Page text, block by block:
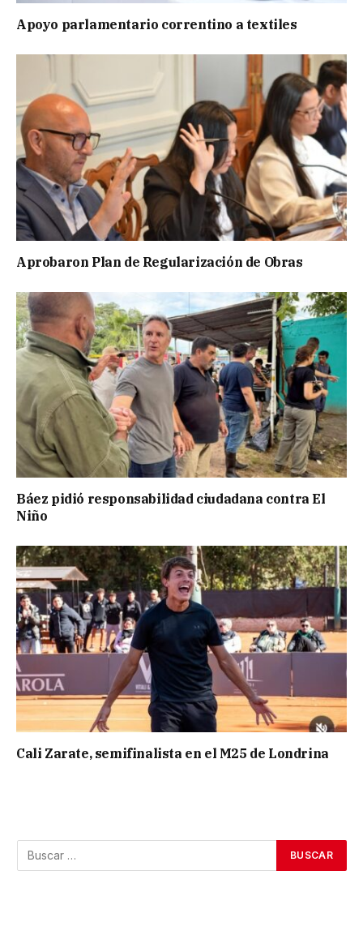
Apoyo parlamentario correntino a textiles
Aprobaron Plan de Regularización de Obras
Báez pidió responsabilidad ciudadana contra El
Niño
Cali Zarate, semifinalista en el M25 de Londrina